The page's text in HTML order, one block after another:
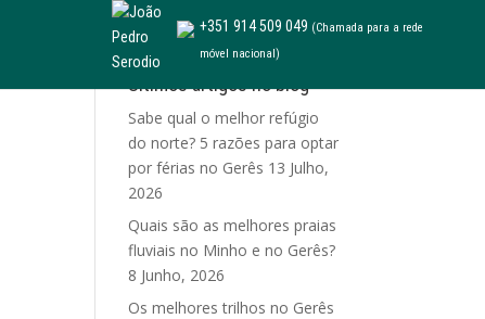
+351 914 509 049 (Chamada para a rede
móvel nacional)
Últimos artigos no blog
Sabe qual o melhor refúgio
do norte? 5 razões para optar
por férias no Gerês 13 Julho,
2026
Quais são as melhores praias
fluviais no Minho e no Gerês?
8 Junho, 2026
Os melhores trilhos no Gerês